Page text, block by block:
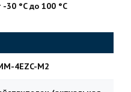
-30 °C до 100 °C
4EZC-M2